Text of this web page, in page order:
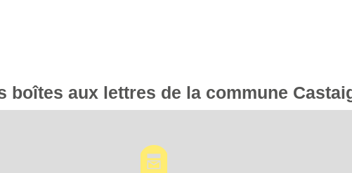
boîtes aux lettres de la commune